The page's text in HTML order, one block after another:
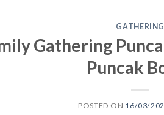
GATHERING
Gathering
Puncak
POSTED ON 16/03/